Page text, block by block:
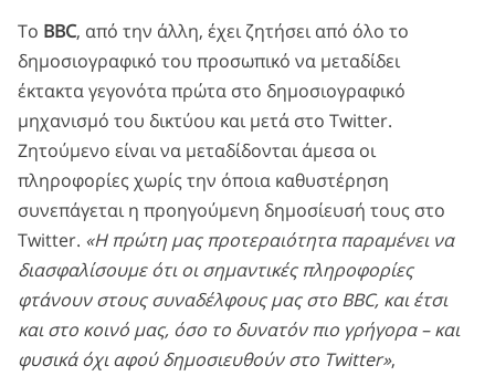
Το BBC, από την άλλη, έχει ζητήσει από όλο το
δημοσιογραφικό του προσωπικό να μεταδίδει
έκτακτα γεγονότα πρώτα στο δημοσιογραφικό
μηχανισμό του δικτύου και μετά στο Twitter.
Ζητούμενο είναι να μεταδίδονται άμεσα οι
πληροφορίες χωρίς την όποια καθυστέρηση
συνεπάγεται η προηγούμενη δημοσίευσή τους στο
Twitter. «Η πρώτη μας προτεραιότητα παραμένει να
διασφαλίσουμε ότι οι σημαντικές πληροφορίες
φτάνουν στους συναδέλφους μας στο BBC, και έτσι
και στο κοινό μας, όσο το δυνατόν πιο γρήγορα – και
φυσικά όχι αφού δημοσιευθούν στο Twitter»,